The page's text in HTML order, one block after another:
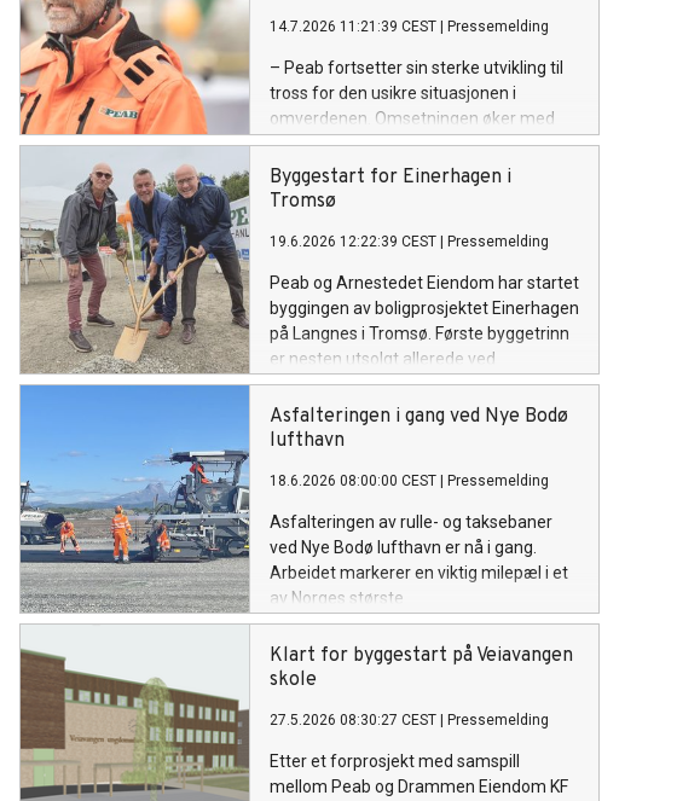
14.7.2026 11:21:39 CEST Pressemelding
– Peab fortsetter sin sterke utvikling til
tross for den usikre situasjonen i
omverdenen. Omsetningen øker med
tolv prosent i andre kvartal, samtidig
som både driftsresultatet og
driftsmarginen styrkes. Vi rapporterer
ordrereserven ligger fortsatt på et
konsernsjef i Peab.
Byggestart for Einerhagen i
Tromsø
19.6.2026 12:22:39 CEST Pressemelding
Peab og Arnestedet Eiendom har startet
byggingen av boligprosjektet Einerhagen
på Langnes i Tromsø. Første byggetrinn
er nesten utsolgt allerede ved
byggestart, og markerer starten på
utviklingen av en ny bydel med over 600
boliger.
Asfalteringen i gang ved Nye Bodø
lufthavn
18.6.2026 08:00:00 CEST Pressemelding
Asfalteringen av rulle- og taksebaner
ved Nye Bodø lufthavn er nå i gang.
Arbeidet markerer en viktig milepæl i et
av Norges største
samferdselsprosjekter, der rundt
200 000 tonn asfalt skal legges de neste
sesongene.
Klart for byggestart på Veiavangen
skole
27.5.2026 08:30:27 CEST Pressemelding
Etter et forprosjekt med samspill
mellom Peab og Drammen Eiendom KF